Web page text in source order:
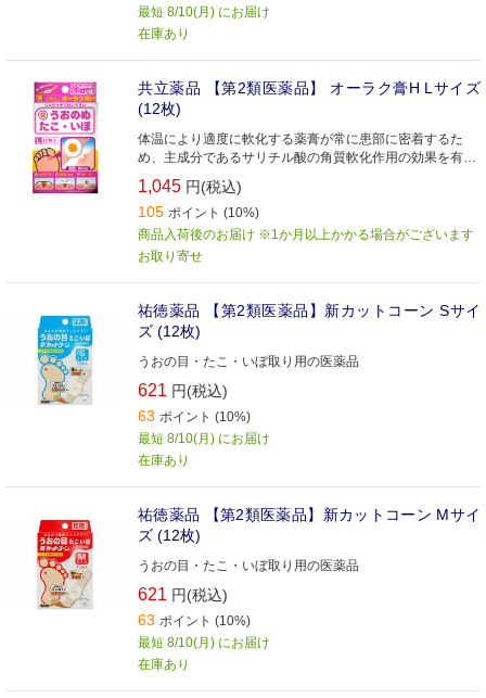
最短 8/10(月) にお届け
在庫あり
共立薬品 【第2類医薬品】 オーラク膏H Lサイズ
(12枚)
体温により適度に軟化する薬膏が常に患部に密着するた
め、主成分であるサリチル酸の角質軟化作用の効果を有意
義に発揮させます
1,045 円(税込)
105 ポイント (10%)
商品入荷後のお届け ※1か月以上かかる場合がございます
お取り寄せ
祐徳薬品 【第2類医薬品】新カットコーン Sサイ
ズ (12枚)
うおの目・たこ・いぼ取り用の医薬品
621 円(税込)
63 ポイント (10%)
最短 8/10(月) にお届け
在庫あり
祐徳薬品 【第2類医薬品】新カットコーン Mサイ
ズ (12枚)
うおの目・たこ・いぼ取り用の医薬品
621 円(税込)
63 ポイント (10%)
最短 8/10(月) にお届け
在庫あり